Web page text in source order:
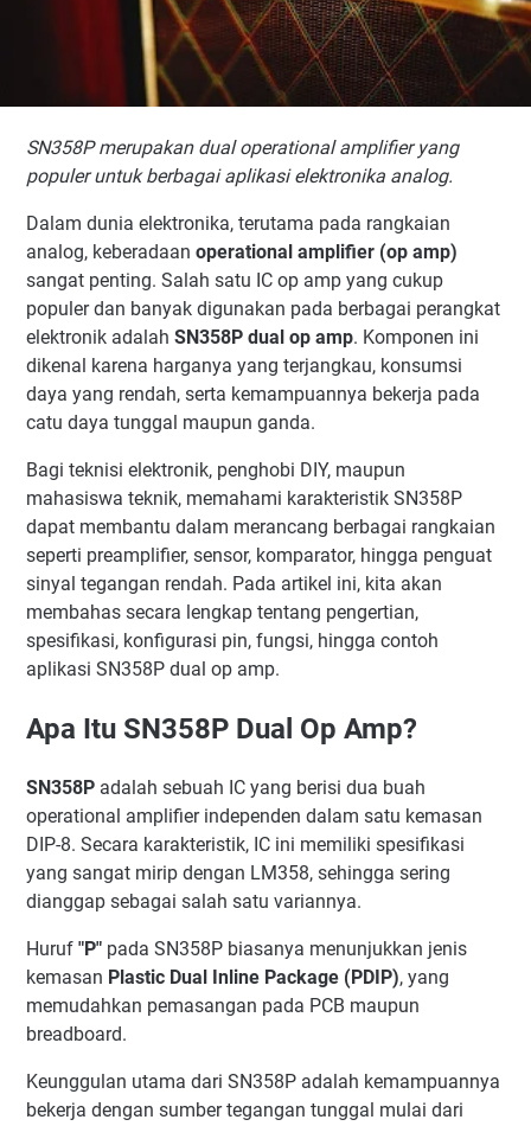
2. Konsumsi Daya Rendah
3. Input Mendekati Ground
4. Harga Ekonomis
Penguat Sinyal Sensor
Komparator Tegangan
Preamplifier Audio
Filter Aktif
Penguat Non-Inverting
Buffer atau Voltage Follower
Contoh Aplikasi SN358P
Kelebihan SN358P Dibanding Op Amp Lain
Kekurangan SN358P
Perbedaan SN358P dan LM358
Kesimpulan
SN358P merupakan dual operational amplifier yang
populer untuk berbagai aplikasi elektronika analog.
Dalam dunia elektronika, terutama pada rangkaian
analog, keberadaan operational amplifier (op amp)
sangat penting. Salah satu IC op amp yang cukup
populer dan banyak digunakan pada berbagai perangkat
elektronik adalah SN358P dual op amp. Komponen ini
dikenal karena harganya yang terjangkau, konsumsi
daya yang rendah, serta kemampuannya bekerja pada
catu daya tunggal maupun ganda.
Bagi teknisi elektronik, penghobi DIY, maupun
mahasiswa teknik, memahami karakteristik SN358P
dapat membantu dalam merancang berbagai rangkaian
seperti preamplifier, sensor, komparator, hingga penguat
sinyal tegangan rendah. Pada artikel ini, kita akan
membahas secara lengkap tentang pengertian,
spesifikasi, konfigurasi pin, fungsi, hingga contoh
aplikasi SN358P dual op amp.
Apa Itu SN358P Dual Op Amp?
SN358P adalah sebuah IC yang berisi dua buah
operational amplifier independen dalam satu kemasan
DIP-8. Secara karakteristik, IC ini memiliki spesifikasi
yang sangat mirip dengan LM358, sehingga sering
dianggap sebagai salah satu variannya.
Huruf "P" pada SN358P biasanya menunjukkan jenis
kemasan Plastic Dual Inline Package (PDIP), yang
memudahkan pemasangan pada PCB maupun
breadboard.
Keunggulan utama dari SN358P adalah kemampuannya
bekerja dengan sumber tegangan tunggal mulai dari